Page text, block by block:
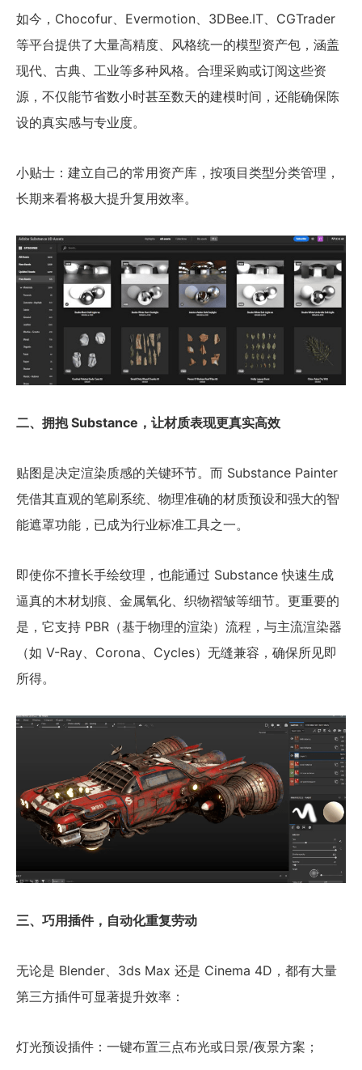
如今，Chocofur、Evermotion、3DBee.IT、CGTrader
等平台提供了大量高精度、风格统一的模型资产包，涵盖
现代、古典、工业等多种风格。合理采购或订阅这些资
源，不仅能节省数小时甚至数天的建模时间，还能确保陈
设的真实感与专业度。
小贴士：建立自己的常用资产库，按项目类型分类管理，
长期来看将极大提升复用效率。
二、拥抱 Substance，让材质表现更真实高效
贴图是决定渲染质感的关键环节。而 Substance Painter
凭借其直观的笔刷系统、物理准确的材质预设和强大的智
能遮罩功能，已成为行业标准工具之一。
即使你不擅长手绘纹理，也能通过 Substance 快速生成
逼真的木材划痕、金属氧化、织物褶皱等细节。更重要的
是，它支持 PBR（基于物理的渲染）流程，与主流渲染器
（如 V-Ray、Corona、Cycles）无缝兼容，确保所见即
所得。
三、巧用插件，自动化重复劳动
无论是 Blender、3ds Max 还是 Cinema 4D，都有大量
第三方插件可显著提升效率：
灯光预设插件：一键布置三点布光或日景/夜景方案；